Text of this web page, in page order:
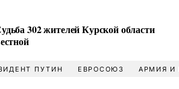
302 жителей Курской области
ПУТИН ЕВРОСОЮЗ АРМИЯ И